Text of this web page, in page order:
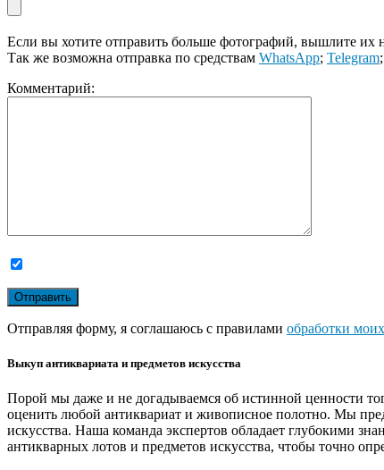
Если вы хотите отправить больше фотографий, вышлите их
Так же возможна отправка по средствам WhatsApp; Telegram;
Комментарий:
Отправляя форму, я соглашаюсь с правилами обработки
Выкуп антиквариата и предметов искусства
Порой мы даже и не догадываемся об истинной ценности
оценить любой антиквариат и живописное полотно. Мы
искусства. Наша команда экспертов обладает глубокими
антикварных лотов и предметов искусства, чтобы точно